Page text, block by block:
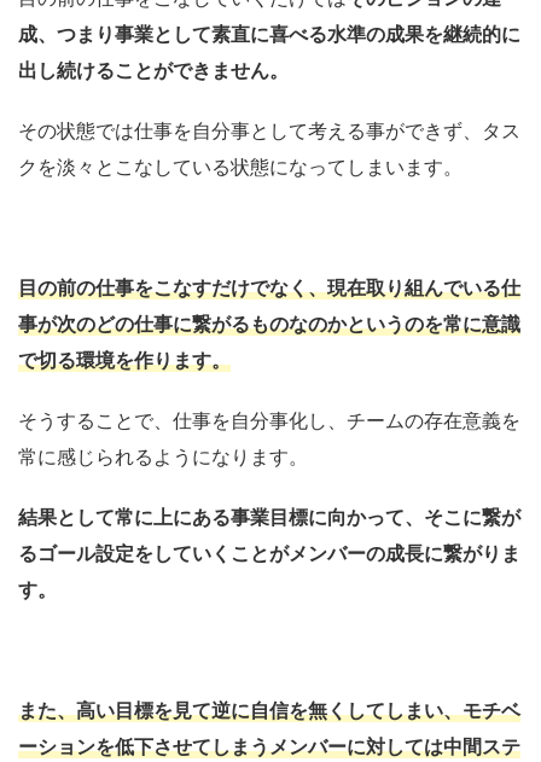
成、つまり事業として素直に喜べる水準の成果を継続的に
出し続けることができません。
その状態では仕事を自分事として考える事ができず、タス
クを淡々とこなしている状態になってしまいます。
目の前の仕事をこなすだけでなく、現在取り組んでいる仕
事が次のどの仕事に繋がるものなのかというのを常に意識
で切る環境を作ります。
そうすることで、仕事を自分事化し、チームの存在意義を
常に感じられるようになります。
結果として常に上にある事業目標に向かって、そこに繋が
るゴール設定をしていくことがメンバーの成長に繋がりま
す。
また、高い目標を見て逆に自信を無くしてしまい、モチベ
ーションを低下させてしまうメンバーに対しては中間ステ